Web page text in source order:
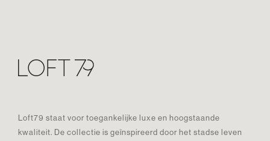
Loft79 staat voor toegankelijke luxe en hoogstaande
kwaliteit. De collectie is geïnspireerd door het stadse leven